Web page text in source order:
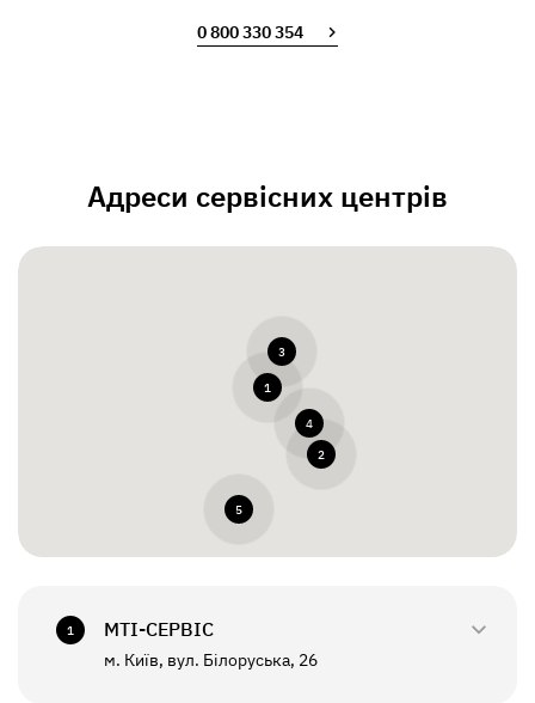
0 800 330 354
Адреси сервісних центрів
1
2
3
4
5
1 МТI-СЕРВІС
м. Київ, вул. Білоруська, 26